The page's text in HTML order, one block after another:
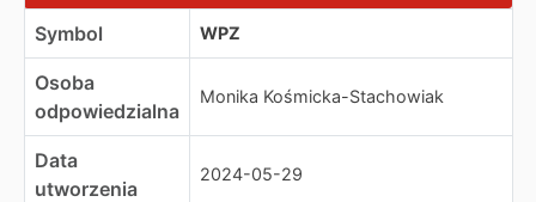
Symbol WPZ
Osoba
odpowiedzialna
Monika Kośmicka-Stachowiak
Data
utworzenia
2024-05-29